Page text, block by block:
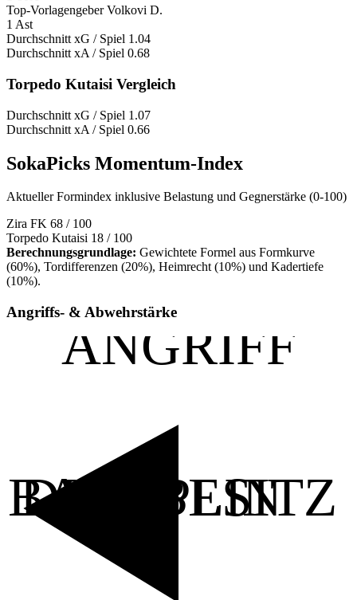
Top-Vorlagengeber Volkovi D.
1 Ast
Durchschnitt xG / Spiel 1.04
Durchschnitt xA / Spiel 0.68
Torpedo Kutaisi Vergleich
Durchschnitt xG / Spiel 1.07
Durchschnitt xA / Spiel 0.66
SokaPicks Momentum-Index
Aktueller Formindex inklusive Belastung und Gegnerstärke (0-100)
Zira FK 68 / 100
Torpedo Kutaisi 18 / 100
Berechnungsgrundlage: Gewichtete Formel aus Formkurve
(60%), Tordifferenzen (20%), Heimrecht (10%) und Kadertiefe
(10%).
Angriffs- & Abwehrstärke
ANGRIFF
BALLBESITZ
DISZIPLIN